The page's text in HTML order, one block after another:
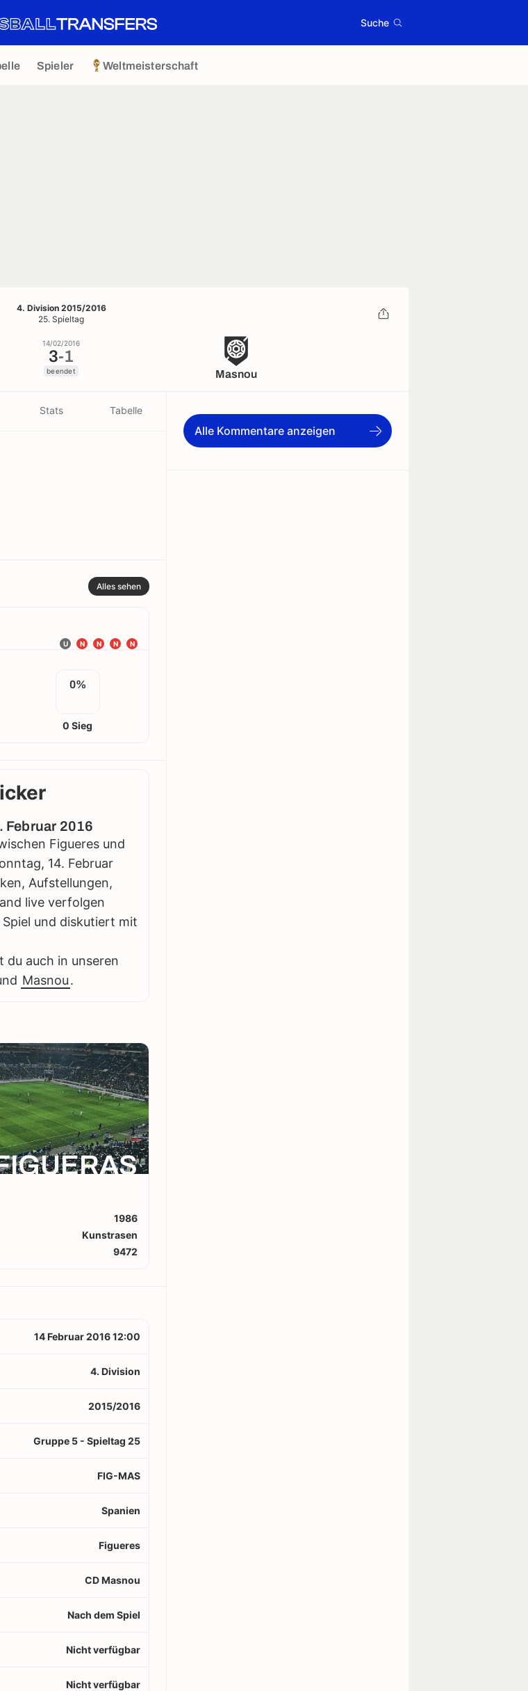
Suche
Spieler Weltmeisterschaft
4. Division 2015/2016
25. Spieltag
14/02/2016
3-1
beendet Masnou
Stats Tabelle
Alles sehen
N
N
N
N
U
0%
0 Sieg
Februar 2016
Figueres und
14. Februar
Aufstellungen,
live verfolgen
und diskutiert mit
du auch in unseren
Masnou.
1986
Kunstrasen
9472
14 Februar 2016 12:00
4. Division
2015/2016
Gruppe 5 - Spieltag 25
FIG-MAS
Spanien
Figueres
CD Masnou
Nach dem Spiel
Nicht verfügbar
Nicht verfügbar
Alle Kommentare anzeigen